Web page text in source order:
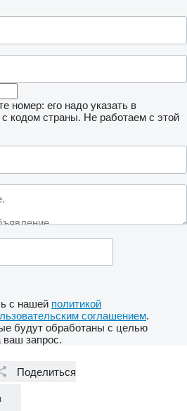
номер: его надо указать в
кодом страны. Не работаем с этой
с нашей политикой
соглашением.
будут обработаны с целью
ваш запрос.
Поделиться